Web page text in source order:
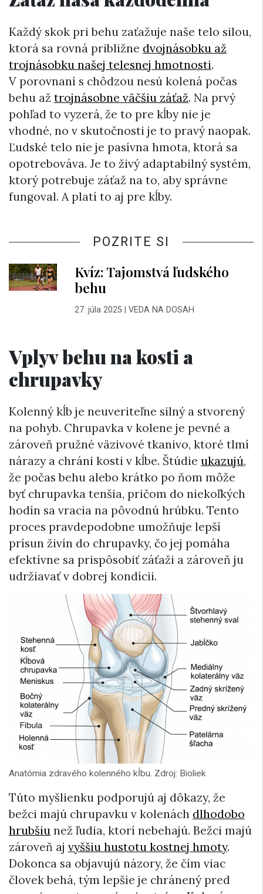
Každý skok pri behu zaťažuje naše telo silou,
ktorá sa rovná približne dvojnásobku až
trojnásobku našej telesnej hmotnosti.
V porovnaní s chôdzou nesú kolená počas
behu až trojnásobne väčšiu záťaž. Na prvý
pohľad to vyzerá, že to pre kĺby nie je
vhodné, no v skutočnosti je to pravý naopak.
Ľudské telo nie je pasívna hmota, ktorá sa
opotrebováva. Je to živý adaptabilný systém,
ktorý potrebuje záťaž na to, aby správne
fungoval. A platí to aj pre kĺby.
POZRITE SI
Kvíz: Tajomstvá ľudského
behu
27. júla 2025| VEDA NA DOSAH
Vplyv behu na kosti a
chrupavky
Kolenný kĺb je neuveriteľne silný a stvorený
na pohyb. Chrupavka v kolene je pevné a
zároveň pružné väzivové tkanivo, ktoré tlmí
nárazy a chráni kosti v kĺbe. Štúdie ukazujú,
že počas behu alebo krátko po ňom môže
byť chrupavka tenšia, pričom do niekoľkých
hodín sa vracia na pôvodnú hrúbku. Tento
proces pravdepodobne umožňuje lepší
prísun živín do chrupavky, čo jej pomáha
efektívne sa prispôsobiť záťaži a zároveň ju
udržiavať v dobrej kondícii.
Anatómia zdravého kolenného kĺbu. Zdroj: Bioliek
Túto myšlienku podporujú aj dôkazy, že
bežci majú chrupavku v kolenách dlhodobo
hrubšiu než ľudia, ktorí nebehajú. Bežci majú
zároveň aj vyššiu hustotu kostnej hmoty.
Dokonca sa objavujú názory, že čím viac
človek behá, tým lepšie je chránený pred